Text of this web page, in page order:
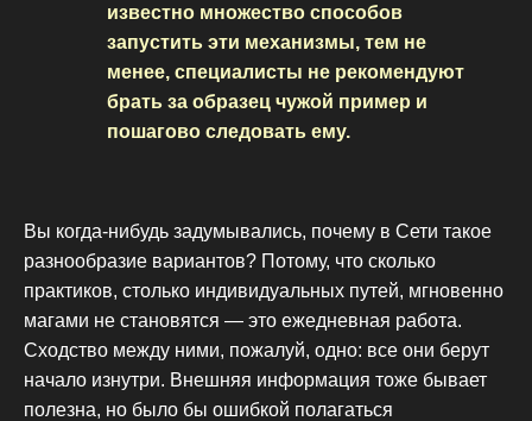
известно множество способов
запустить эти механизмы, тем не
менее, специалисты не рекомендуют
брать за образец чужой пример и
пошагово следовать ему.
Вы когда-нибудь задумывались, почему в Сети такое
разнообразие вариантов? Потому, что сколько
практиков, столько индивидуальных путей, мгновенно
магами не становятся — это ежедневная работа.
Сходство между ними, пожалуй, одно: все они берут
начало изнутри. Внешняя информация тоже бывает
полезна, но было бы ошибкой полагаться